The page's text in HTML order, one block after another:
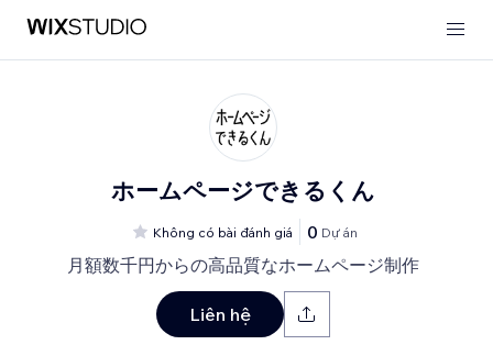
ホームページできるくん
Không có bài đánh giá 0 Dự án
月額数千円からの高品質なホームページ制作
Liên hệ